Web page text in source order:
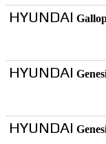
HYUNDAI
HYUNDAI
HYUNDAI